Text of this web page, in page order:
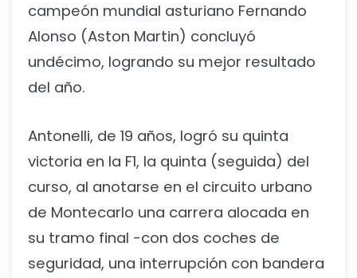
campeón mundial asturiano Fernando
Alonso (Aston Martin) concluyó
undécimo, logrando su mejor resultado
del año.
Antonelli, de 19 años, logró su quinta
victoria en la F1, la quinta (seguida) del
curso, al anotarse en el circuito urbano
de Montecarlo una carrera alocada en
su tramo final -con dos coches de
seguridad, una interrupción con bandera